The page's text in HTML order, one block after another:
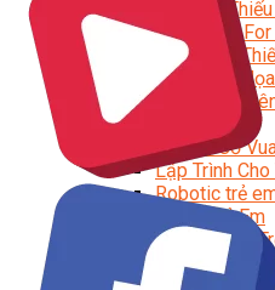
Hội Họa
Digital Art
Khóa Học
Khóa Học
Khóa Học
Kỳ Thủ Cờ
Lập Trình Cho
Robotic trẻ
Piano Trẻ Em
Thanh Nhạc
Sơ Cấp Cứu